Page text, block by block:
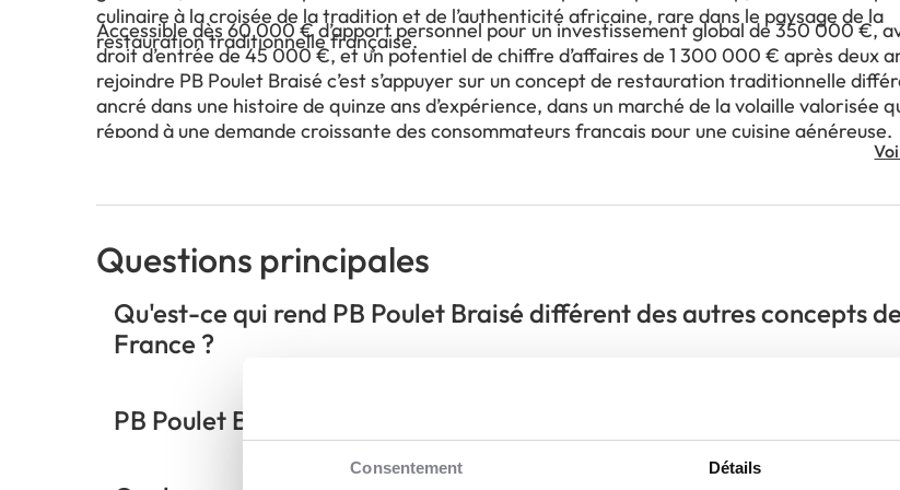
Consentement Détails
culinaire à la croisée de la tradition et de l’authenticité africaine, rare dans le paysage de la
restauration traditionnelle française.
Accessible dès 60 000 € d’apport personnel pour un investissement global de 350 000 €,
droit d’entrée de 45 000 €, et un potentiel de chiffre d’affaires de 1 300 000 € après deux
rejoindre PB Poulet Braisé c’est s’appuyer sur un concept de restauration traditionnelle
ancré dans une histoire de quinze ans d’expérience, dans un marché de la volaille valorisée
répond à une demande croissante des consommateurs français pour une cuisine généreuse,
Questions principales
Qu'est-ce qui rend PB Poulet Braisé différent des autres concepts
France ?
PB Poulet Braisé s'adresse-t-il uniquement à une clientèle halal ou